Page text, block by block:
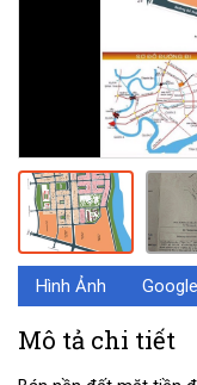
Hình Ảnh
Mô tả chi tiết